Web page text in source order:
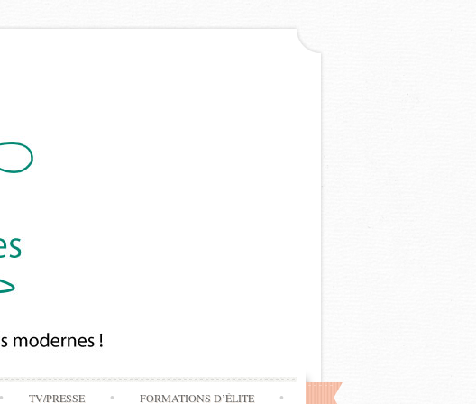
TV/PRESSE FORMATIONS D’ÉLITE